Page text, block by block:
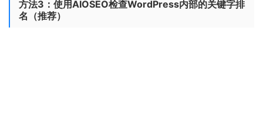
方法3：使用AIOSEO检查WordPress内部的关键字排
名（推荐）